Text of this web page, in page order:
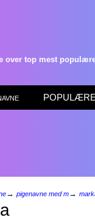
over top mest
POPULÆRE
→ pigenavne med m→